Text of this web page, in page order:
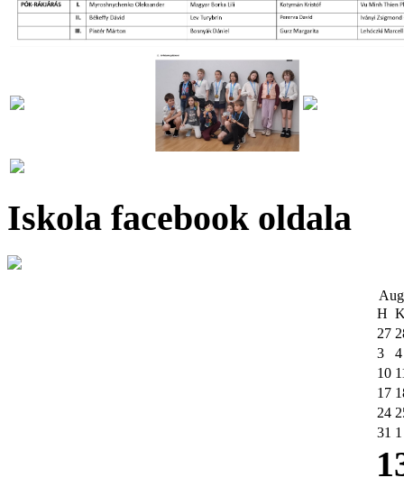
Iskola facebook oldala
H
27
3
4
10
17
24
31 1